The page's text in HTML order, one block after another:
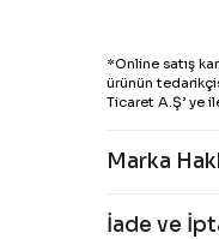
*Online satış
ürünün
Ticaret A.Ş’ ye
Marka
İade ve